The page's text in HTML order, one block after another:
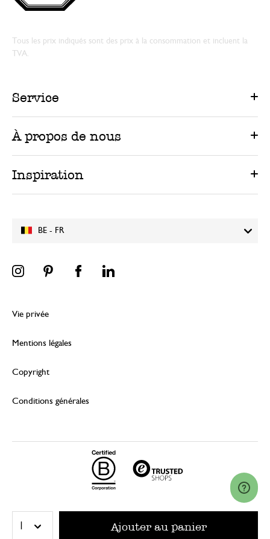
Ajouter au panier
BE - FR
Tous les prix indiqués sont des prix à la consommation et incluent la
TVA.
Service
À propos de nous
Inspiration
Vie privée
Mentions légales
Copyright
Conditions générales
© 2026 Dille & Kamille (Nederland) B.V.